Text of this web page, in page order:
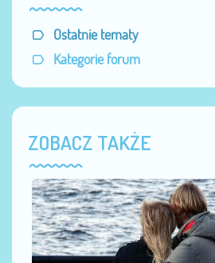
Ostatnie tematy
Kategorie forum
ZOBACZ TAKŻE